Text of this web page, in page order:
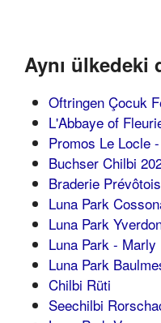
Aynı ülkedeki
Oftringen Çocuk
L'Abbaye of
Promos Le Locle -
Buchser Chilbi
Braderie
Luna Park
Luna Park
Luna Park - Marly
Luna Park
Chilbi Rüti
Seechilbi